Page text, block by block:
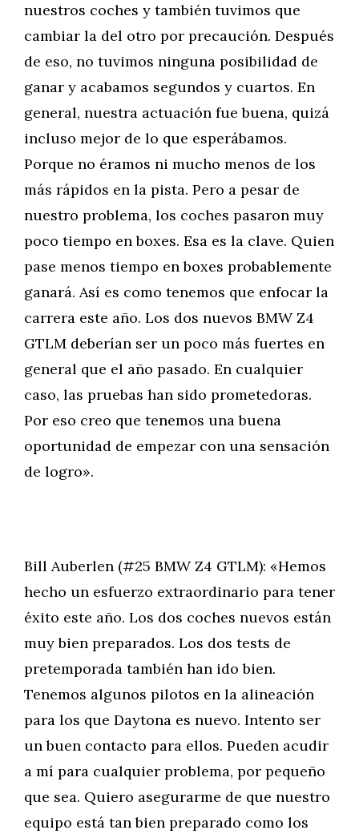
nuestros coches y también tuvimos que
cambiar la del otro por precaución. Después
de eso, no tuvimos ninguna posibilidad de
ganar y acabamos segundos y cuartos. En
general, nuestra actuación fue buena, quizá
incluso mejor de lo que esperábamos.
Porque no éramos ni mucho menos de los
más rápidos en la pista. Pero a pesar de
nuestro problema, los coches pasaron muy
poco tiempo en boxes. Esa es la clave. Quien
pase menos tiempo en boxes probablemente
ganará. Así es como tenemos que enfocar la
carrera este año. Los dos nuevos BMW Z4
GTLM deberían ser un poco más fuertes en
general que el año pasado. En cualquier
caso, las pruebas han sido prometedoras.
Por eso creo que tenemos una buena
oportunidad de empezar con una sensación
de logro».
Bill Auberlen (#25 BMW Z4 GTLM): «Hemos
hecho un esfuerzo extraordinario para tener
éxito este año. Los dos coches nuevos están
muy bien preparados. Los dos tests de
pretemporada también han ido bien.
Tenemos algunos pilotos en la alineación
para los que Daytona es nuevo. Intento ser
un buen contacto para ellos. Pueden acudir
a mí para cualquier problema, por pequeño
que sea. Quiero asegurarme de que nuestro
equipo está tan bien preparado como los